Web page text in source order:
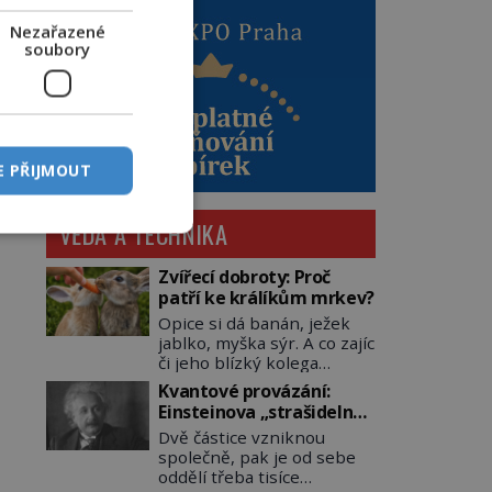
VĚDA A TECHNIKA
Zvířecí dobroty: Proč
patří ke králíkům mrkev?
Opice si dá banán, ježek
jablko, myška sýr. A co zajíc
či jeho blízký kolega
králík? Ti si samozřejmě
pochutnají na mrkvi! Proč
jsou podobné představy o
potravě zvířat často spíš
mýty? Pokud máte doma
králíka, mrkev mu dát
Kvantové provázání:
Einsteinova „strašidelná
akce na dálku“ dál mate i
fascinuje vědce
Dvě částice vzniknou
společně, pak je od sebe
oddělí třeba tisíce
Nezařazené
soubory
PŘIJMOUT